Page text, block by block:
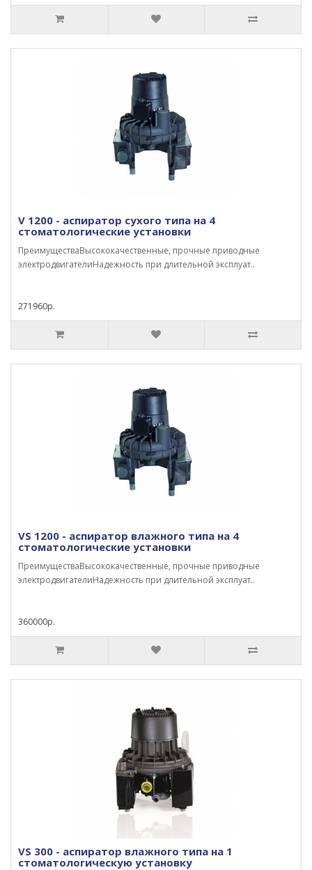
V 1200 - аспиратор сухого типа на 4
стоматологические установки
ПреимуществаВысококачественные, прочные приводные
электродвигателиНадежность при длительной эксплуат..
271960р.
VS 1200 - аспиратор влажного типа на 4
стоматологические установки
ПреимуществаВысококачественные, прочные приводные
электродвигателиНадежность при длительной эксплуат..
360000р.
VS 300 - аспиратор влажного типа на 1
стоматологическую установку